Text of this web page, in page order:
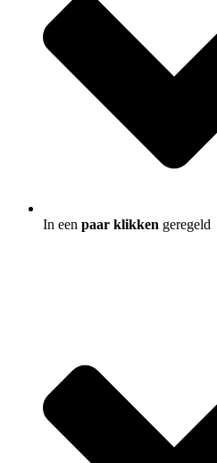
In een paar klikken geregeld